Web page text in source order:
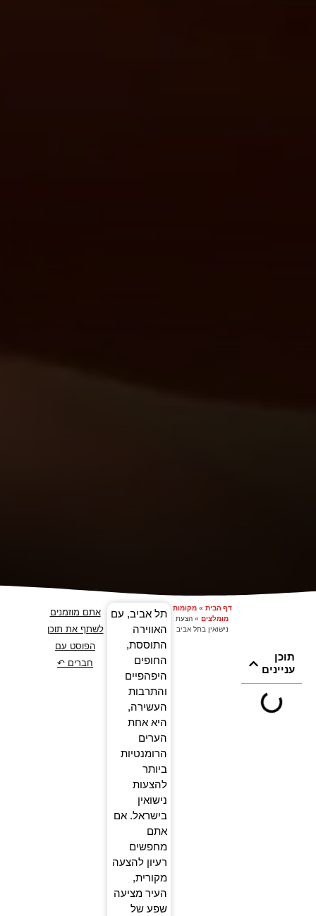
דף הבית »מקומות
מומלצים» הצעת
נישואין בתל אביב
תל אביב, עם
האווירה
התוססת,
החופים
היפהפיים
והתרבות
העשירה,
היא אחת
הערים
הרומנטיות
ביותר
להצעות
נישואין
בישראל. אם
אתם
מחפשים
רעיון להצעה
מקורית,
העיר מציעה
שפע של
תוכן
עניינים
אתם מוזמנים
לשתף את תוכן
הפוסט עם
חברים ↶